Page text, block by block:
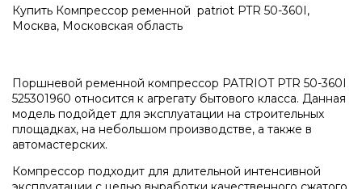
Купить Компрессор ременной patriot PTR 50-360I,
Москва, Московская область
Поршневой ременной компрессор PATRIOT PTR 50-360I
525301960 относится к агрегату бытового класса. Данная
модель подойдет для эксплуатации на строительных
площадках, на небольшом производстве, а также в
автомастерских.
Компрессор подходит для длительной интенсивной